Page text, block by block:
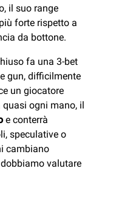
il suo range
forte rispetto a
da bottone.
fa una 3-bet
gun, difficilmente
un giocatore
ogni mano, il
e conterrà
speculative o
cambiano
valutare